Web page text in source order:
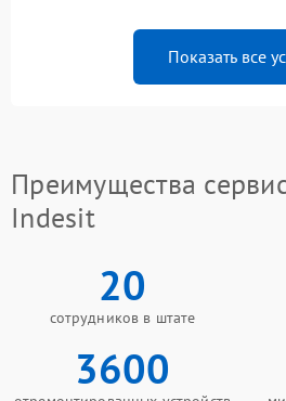
Показать все
Преимущества
Indesit
20
сотрудников в штате
3600